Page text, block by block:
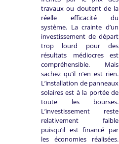
travaux ou doutent de la
réelle efficacité du
système. La crainte d’un
investissement de départ
trop lourd pour des
résultats médiocres est
compréhensible. Mais
sachez qu’il n’en est rien.
L’installation de panneaux
solaires est à la portée de
toute les bourses.
L’investissement reste
relativement faible
puisqu’il est financé par
les économies réalisées.